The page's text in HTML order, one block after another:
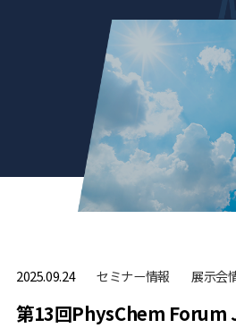
2025.09.24 セミナー情報 展⽰会
第13回PhysChem Forum